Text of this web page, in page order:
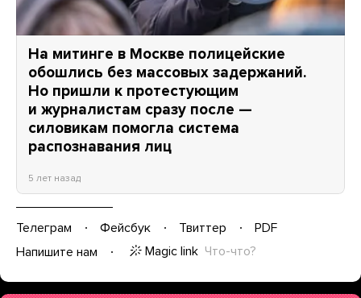
На митинге в Москве полицейские
обошлись без массовых задержаний.
Но пришли к протестующим
и журналистам сразу после —
силовикам помогла система
распознавания лиц
5 лет назад
Телеграм Фейсбук Твиттер
PDF
Напишите нам
Magic link Что-что?